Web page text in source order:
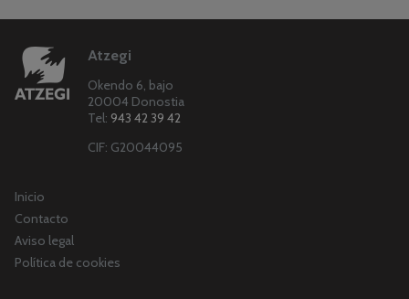
Atzegi
Okendo 6, bajo
20004 Donostia
Tel: 943 42 39 42
CIF: G20044095
Inicio
Contacto
Aviso legal
Política de cookies